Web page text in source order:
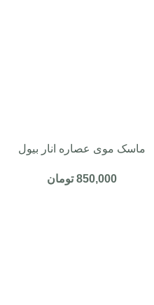
ماسک موی عصاره انار بیول
850,000 تومان